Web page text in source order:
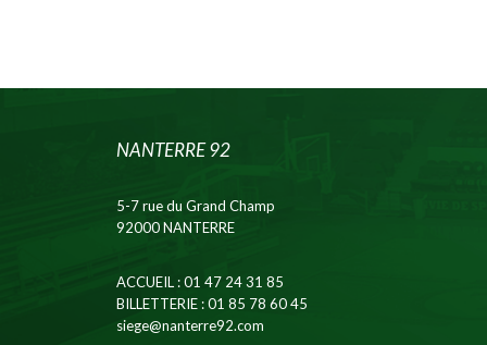
NANTERRE 92
5-7 rue du Grand Champ
92000 NANTERRE
ACCUEIL: 01 47 24 31 85
BILLETTERIE: 01 85 78 60 45
siege@nanterre92.com